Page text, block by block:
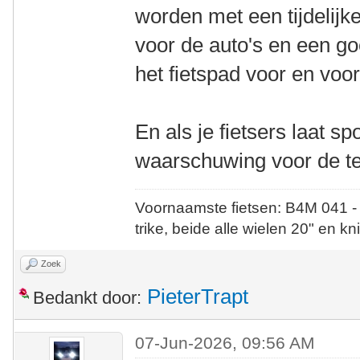
worden met een
voor de auto's en een
het fietspad voor en
En als je fietsers laat
waarschuwing voor de
Voornaamste fietsen: B4M
trike, beide alle wielen 20" en
Zoek
Bedankt door: PieterTrapt
07-Jun-2026, 09:56 AM